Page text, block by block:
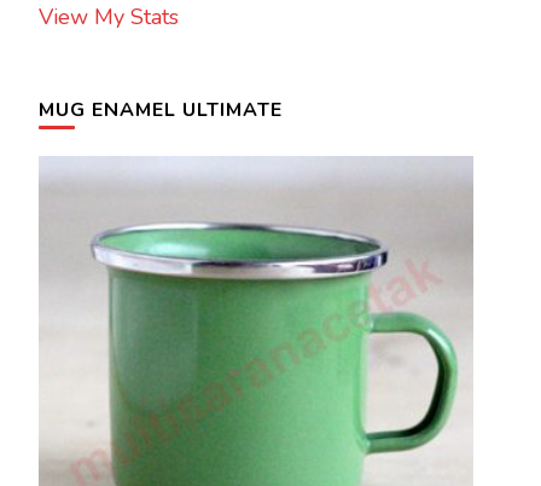
View My Stats
MUG ENAMEL ULTIMATE